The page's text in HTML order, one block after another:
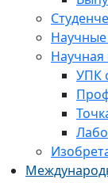
Научные
Научная
УПК